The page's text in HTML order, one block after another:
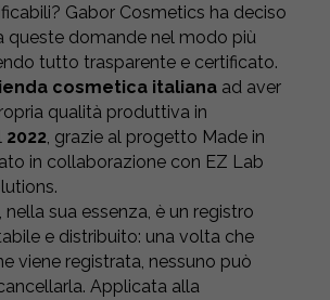
Gabor Cosmetics ha deciso
queste domande nel modo più
tutto trasparente e certificato.
cosmetica italiana ad aver
qualità produttiva in
2022, grazie al progetto Made in
in collaborazione con EZ Lab
nella sua essenza, è un registro
e distribuito: una volta che
viene registrata, nessuno può
Applicata alla